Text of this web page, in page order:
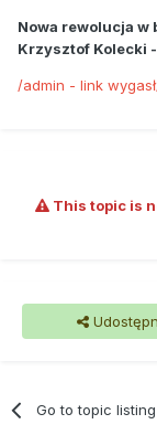
Nowa rewolucja w
Krzysztof Kolecki
/admin - link
This topic is
Go to topic listing